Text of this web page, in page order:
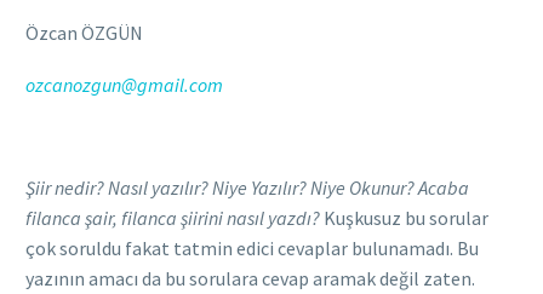
Özcan ÖZGÜN
ozcanozgun@gmail.com
Şiir nedir? Nasıl yazılır? Niye Yazılır? Niye Okunur? Acaba
filanca şair, filanca şiirini nasıl yazdı? Kuşkusuz bu sorular
çok soruldu fakat tatmin edici cevaplar bulunamadı. Bu
yazının amacı da bu sorulara cevap aramak değil zaten.